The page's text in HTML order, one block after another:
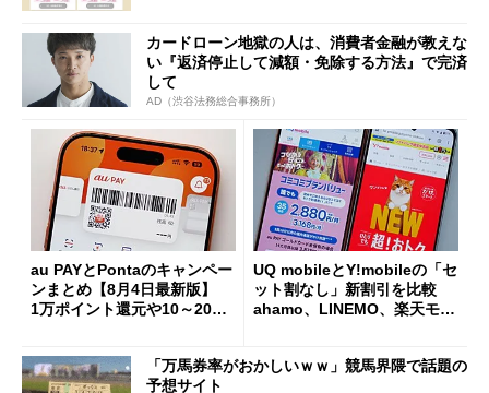
カードローン地獄の人は、消費者金融が教えな
い『返済停止して減額・免除する方法』で完済
して
AD（渋谷法務総合事務所）
au PAYとPontaのキャンペー
ンまとめ【8月4日最新版】
1万ポイント還元や10～20％
UQ mobileとY!mobileの「セ
ット割なし」新割引を比較
ahamo、LINEMO、楽天モバ
「万馬券率がおかしいｗｗ」競馬界隈で話題の
予想サイト